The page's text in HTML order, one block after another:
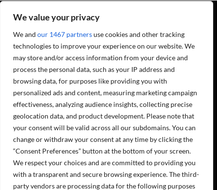
We value your privacy
We and our 1467 partnersuse cookies and other tracking
technologies to improve your experience on our website. We
may store and/or access information from your device and
process the personal data, such as your IP address and
browsing data, for purposes like providing you with
personalized ads and content, measuring marketing campaign
effectiveness, analyzing audience insights, collecting precise
geolocation data, and product development. Please note that
your consent will be valid across all our subdomains. You can
change or withdraw your consent at any time by clicking the
“Consent Preferences” button at the bottom of your screen.
We respect your choices and are committed to providing you
with a transparent and secure browsing experience. The third-
party vendors are processing data for the following purposes
Projecta OY soomekeelsete sotsiaalmeedia kanalite lingid:
Masinad ja seadmed
Hooldusteenused
Meist
Kontaktandmed
Töökohad
Keskkonnakava
Registri ja andmekaitse põhimõtted
Arveldusandmed
OLEME AVATUD